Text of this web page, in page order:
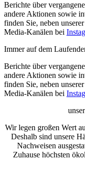
Berichte über
andere Aktionen sowie
finden Sie, neben
Media-Kanälen bei
Immer auf dem
Berichte über
andere Aktionen sowie
finden Sie, neben
Media-Kanälen bei
Wir legen großen Wert
Deshalb sind unsere
Nachweisen
Zuhause höchsten